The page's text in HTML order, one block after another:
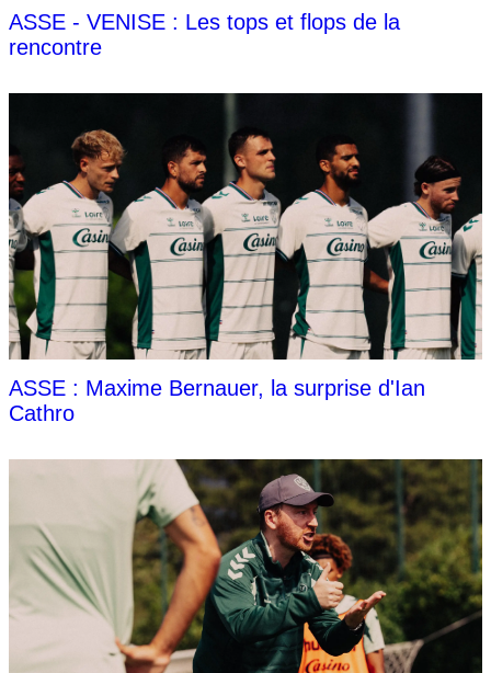
ASSE - VENISE : Les tops et flops de la
rencontre
ASSE : Maxime Bernauer, la surprise d'Ian
Cathro